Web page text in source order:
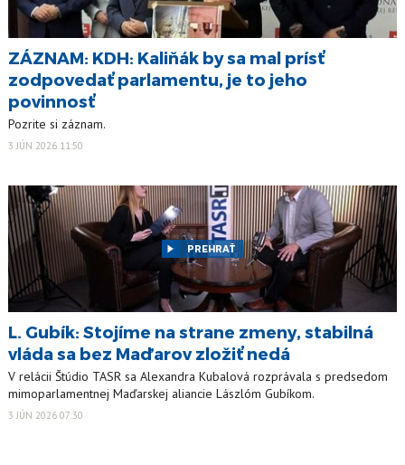
ZÁZNAM: KDH: Kaliňák by sa mal prísť
zodpovedať parlamentu, je to jeho
povinnosť
Pozrite si záznam.
3 JÚN 2026 11:50
PREHRAŤ
L. Gubík: Stojíme na strane zmeny, stabilná
vláda sa bez Maďarov zložiť nedá
V relácii Štúdio TASR sa Alexandra Kubalová rozprávala s predsedom
mimoparlamentnej Maďarskej aliancie Lászlóm Gubíkom.
3 JÚN 2026 07:30